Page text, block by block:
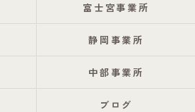
富士宮事業所
静岡事業所
中部事業所
ブログ